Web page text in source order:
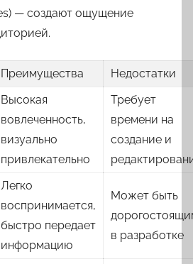
— создают ощущение
Преимущества Недостатки
Высокая
вовлеченность,
визуально
привлекательно
Требует
времени на
создание и
Легко
воспринимается,
быстро передает
информацию
Может быть
в разработке